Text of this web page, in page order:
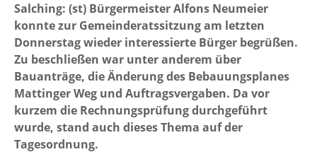
Salching: (st) Bürgermeister Alfons Neumeier
konnte zur Gemeinderatssitzung am letzten
Donnerstag wieder interessierte Bürger begrüßen.
Zu beschließen war unter anderem über
Bauanträge, die Änderung des Bebauungsplanes
Mattinger Weg und Auftragsvergaben. Da vor
kurzem die Rechnungsprüfung durchgeführt
wurde, stand auch dieses Thema auf der
Tagesordnung.